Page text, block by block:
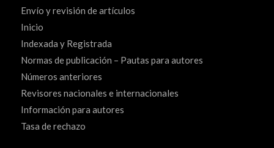
Envío y revisión de artículos
Inicio
Indexada y Registrada
Normas de publicación – Pautas para autores
Números anteriores
Revisores nacionales e internacionales
Información para autores
Tasa de rechazo